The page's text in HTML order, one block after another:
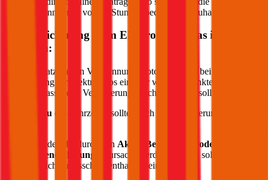
innerhalb von 24 Stunden bequem von zuhause aus.
Kfz-Versicherung beim Elektroauto – das ist zu
beachten:
Im Gegensatz zu den Verbrennungsmotoren gibt es bei der
Versicherung für Elektroautos ein paar wichtige Punkte, die bei der
Wahl der passenden Versicherung beachtet werden sollten:
Akku des Fahrzeugs sollte durch die Versicherung gedeckt
Schäden die durch den Akku, Bedienfehler oder
Tiefenentladung
verursacht werden können, sollten im
Versicherungsschutz enthalten sein